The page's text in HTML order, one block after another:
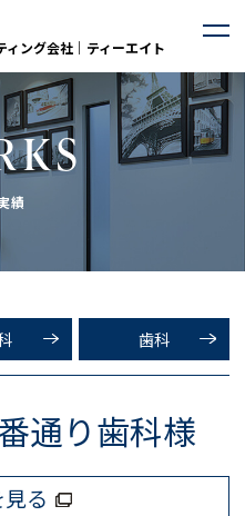
ィング会社｜ティーエイト
績
歯科
通り歯科様
る